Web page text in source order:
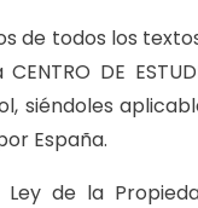
de todos los
DE
siéndoles
España.
de la